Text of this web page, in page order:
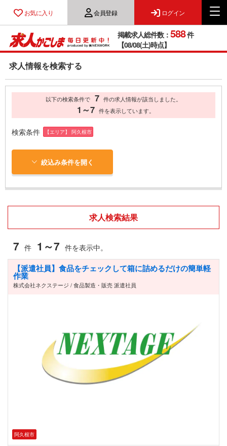
お気に入り 会員登録 ログイン
掲載求人総件数： 588件
【08/08(土)時点】
求人情報を検索する
以下の検索条件で 7 件の求人情報が該当しました。
1～7 件を表示しています。
検索条件 【エリア】 阿久根市
絞込み条件を開く
求人検索結果
7 件 1～7 件を表示中。
【派遣社員】食品をチェックして箱に詰めるだけの簡単軽
作業
株式会社ネクステージ / 食品製造・販売 派遣社員
阿久根市